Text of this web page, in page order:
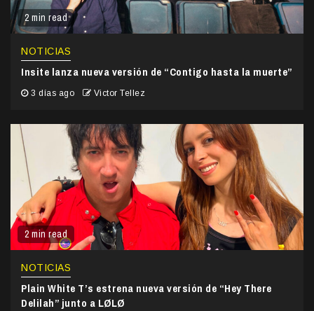
2 min read
NOTICIAS
Insite lanza nueva versión de “Contigo hasta la muerte”
3 días ago Victor Tellez
2 min read
NOTICIAS
Plain White T’s estrena nueva versión de “Hey There
Delilah” junto a LØLØ